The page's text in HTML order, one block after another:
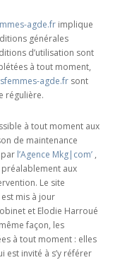
agde.frimplique
générales
d’utilisation sont
à tout moment,
agde.frsont
régulière.
à tout moment aux
de maintenance
l’Agence Mkg|com’,
aux
Le site
mis à jour
et Elodie Harroué
façon, les
à tout moment : elles
est invité à s’y référer